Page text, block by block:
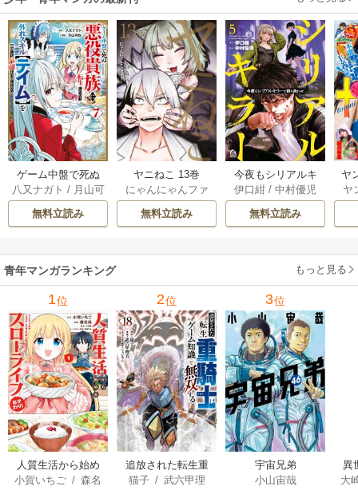
ゲーム中盤で死ぬ
悪役貴族に転生し
たので、外れスキ
ル【テイム】を駆
してみた 7巻
八又ナガト / 月山可
也
無料立読み
ヤニねこ 13巻
にゃんにゃんファ
クトリー
無料立読み
今夜もシリアルキ
ラーと待ち合わせ 5
巻
伊口紺 /中村優児
無料立読み
ヤ
ヤ
青年マンガランキング もっと見る
1位
人質生活から始め
るスローライフ
小賀いちご /森名
2位
追放された転生重
騎士はゲーム知識
猫子/ 武六甲理
3位
宇宙兄弟
小山宙哉
異
は
大